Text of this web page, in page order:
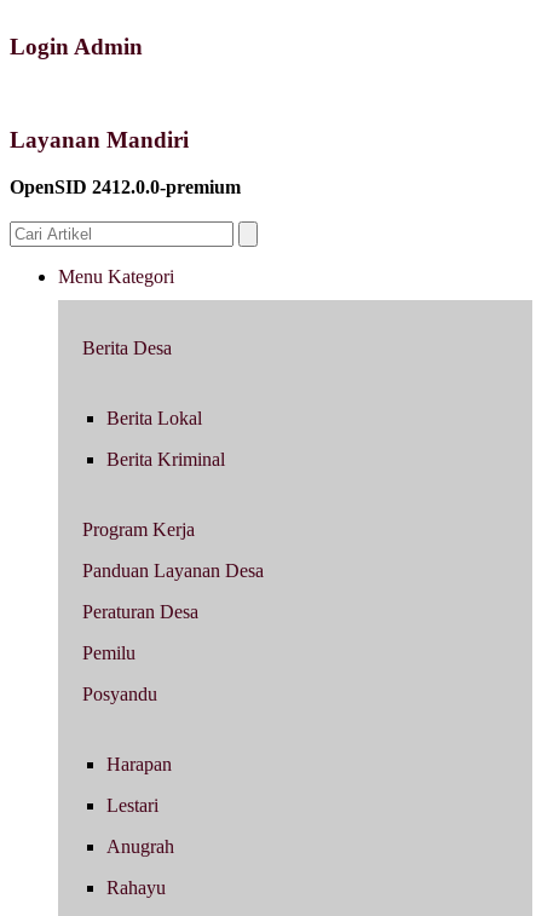
Login Admin
Layanan Mandiri
OpenSID 2412.0.0-premium
Menu Kategori
Berita Desa
Berita Lokal
Berita Kriminal
Program Kerja
Panduan Layanan Desa
Peraturan Desa
Pemilu
Posyandu
Harapan
Lestari
Anugrah
Rahayu